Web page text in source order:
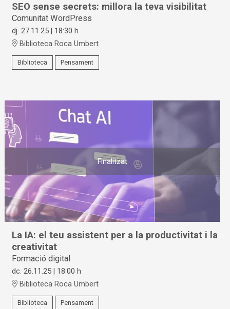
SEO sense secrets: millora la teva visibilitat
Comunitat WordPress
dj. 27.11.25 | 18:30 h
Biblioteca Roca Umbert
Biblioteca Pensament
Finalitzat
La IA: el teu assistent per a la productivitat i la
creativitat
Formació digital
dc. 26.11.25 | 18:00 h
Biblioteca Roca Umbert
Biblioteca Pensament